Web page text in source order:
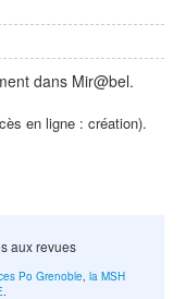
dans Mir@bel.
en ligne : création).
aux revues
Po Grenoble, la MSH
.